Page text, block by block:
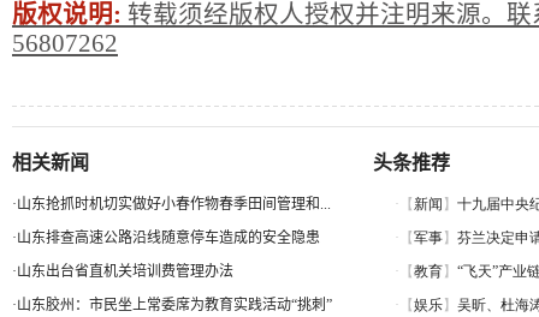
版权说明: 转载须经版权人授权并注明来源。联
56807262
相关新闻
·山东抢抓时机切实做好小春作物春季田间管理和...
·山东排查高速公路沿线随意停车造成的安全隐患
·山东出台省直机关培训费管理办法
·山东胶州：市民坐上常委席为教育实践活动“挑刺”
头条推荐